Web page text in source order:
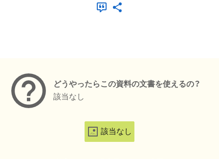
どうやったらこの資料の文書を使えるの？
該当なし
該当なし